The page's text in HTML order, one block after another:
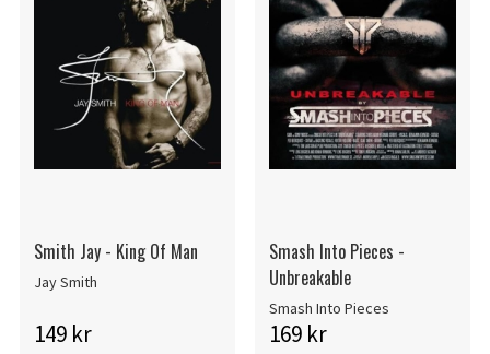
Smith Jay - King Of Man
Jay Smith
149 kr
Smash Into Pieces -
Unbreakable
Smash Into Pieces
169 kr